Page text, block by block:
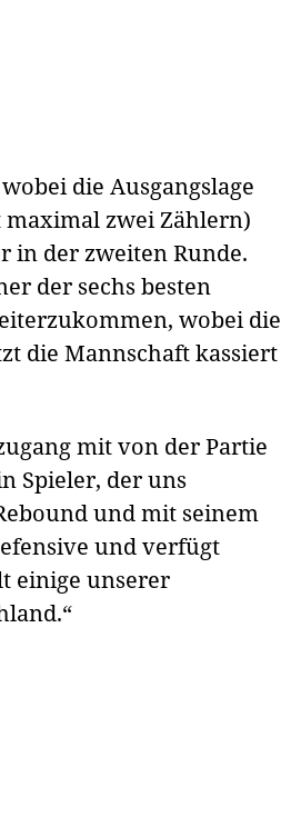
die Ausgangslage
zwei Zählern)
in der zweiten Runde.
der sechs besten
wobei die
die Mannschaft kassiert
mit von der Partie
Spieler, der uns
und mit seinem
und verfügt
einige unserer